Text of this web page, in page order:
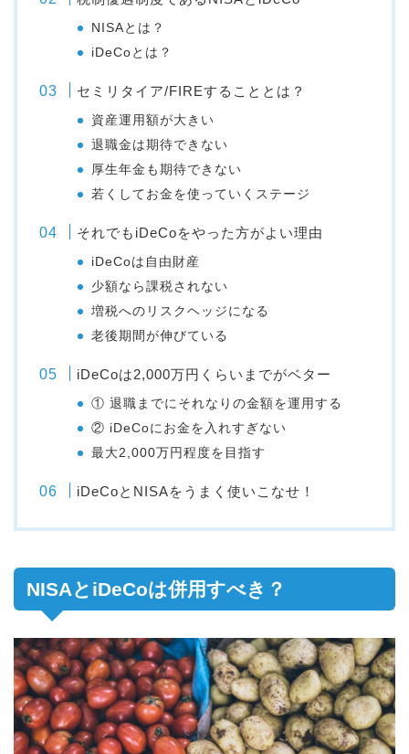
NISAとは？
iDeCoとは？
セミリタイア/FIREすることとは？
資産運用額が大きい
退職金は期待できない
厚生年金も期待できない
若くしてお金を使っていくステージ
それでもiDeCoをやった方がよい理由
iDeCoは自由財産
少額なら課税されない
増税へのリスクヘッジになる
老後期間が伸びている
iDeCoは2,000万円くらいまでがベター
① 退職までにそれなりの金額を運用する
② iDeCoにお金を入れすぎない
最大2,000万円程度を目指す
iDeCoとNISAをうまく使いこなせ！
NISAとiDeCoは併用すべき？